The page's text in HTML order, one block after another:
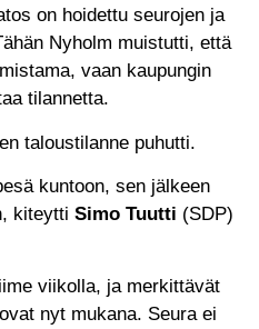
on hoidettu seurojen ja
Nyholm muistutti, että
vaan kaupungin
tilannetta.
taloustilanne puhutti.
kuntoon, sen jälkeen
kiteyttiSimo Tuutti (SDP)
viikolla, ja merkittävät
nyt mukana. Seura ei